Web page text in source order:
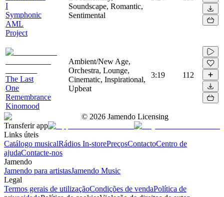
I
Symphonic
AML
Project
Soundscape, Romantic,
Sentimental
The Last
One
Remembrance
Kinomood
Ambient/New Age,
Orchestra, Lounge,
Cinematic, Inspirational,
Upbeat
3:19 112
© 2026 Jamendo Licensing
Transferir app
Links úteis
Catálogo musicalRádios In-storePreçosContactoCentro de
ajudaContacte-nos
Jamendo
Jamendo para artistasJamendo Music
Legal
Termos gerais de utilizaçãoCondições de vendaPolítica de